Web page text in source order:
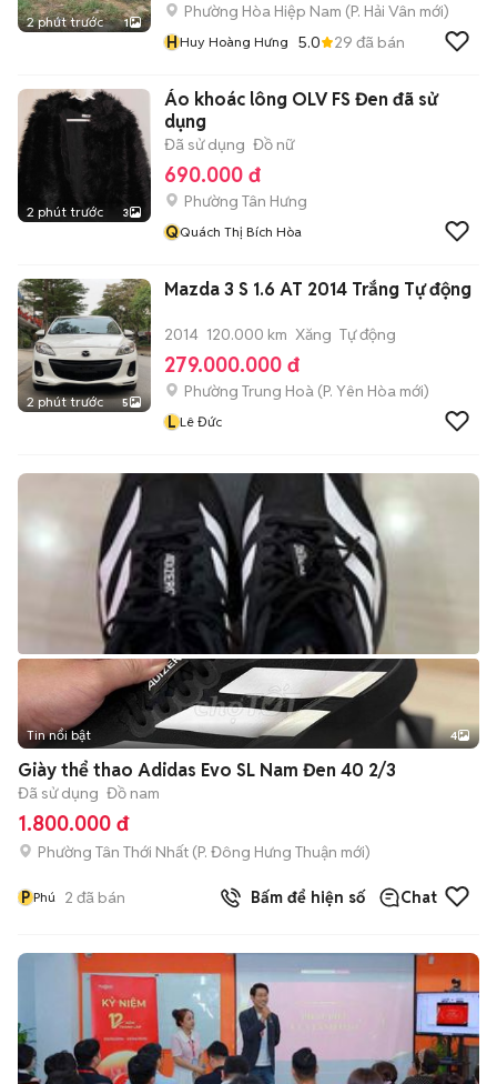
2 phút trước 1
Phường Hòa Hiệp Nam (P. Hải Vân mới)
HHuy Hoàng Hưng 5.0 29 đã bán
2 phút trước 3
Áo khoác lông OLV FS Đen đã sử
dụng
Đã sử dụng Đồ nữ
690.000 đ
Phường Tân Hưng
QQuách Thị Bích Hòa
2 phút trước 5
Mazda 3 S 1.6 AT 2014 Trắng Tự động
2014 120.000 km Xăng Tự động
279.000.000 đ
Phường Trung Hoà (P. Yên Hòa mới)
L Lê Đức
Tin nổi bật 4
Giày thể thao Adidas Evo SL Nam Đen 40 2/3
Đã sử dụng Đồ nam
1.800.000 đ
Phường Tân Thới Nhất (P. Đông Hưng Thuận mới)
P Phú 2 đã bán Bấm để hiện số Chat